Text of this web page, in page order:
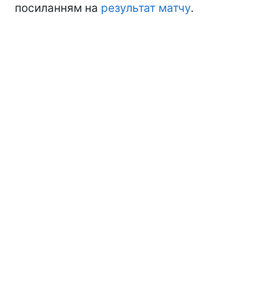
посиланням на результат матчу.